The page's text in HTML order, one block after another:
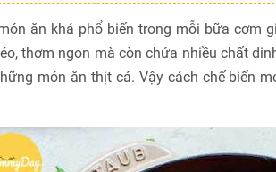
ăn khá phổ biến trong mỗi bữa cơm
thơm ngon mà còn chứa nhiều chất
món ăn thịt cá. Vậy cách chế biến